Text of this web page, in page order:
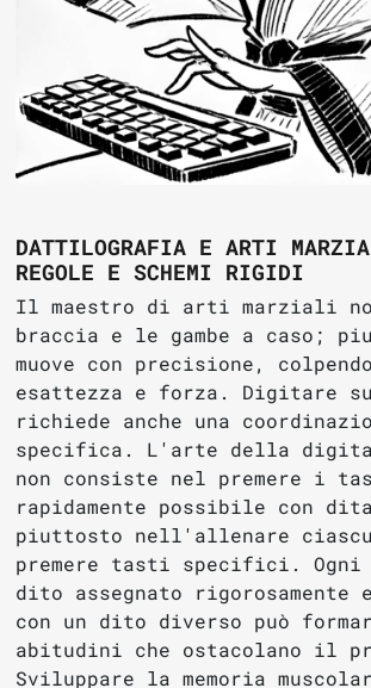
DATTILOGRAFIA E ARTI
REGOLE E SCHEMI RIGIDI
Il maestro di arti marziali
braccia e le gambe a caso;
muove con precisione,
esattezza e forza. Digitare
richiede anche una
specifica. L'arte della
non consiste nel premere i
rapidamente possibile con
piuttosto nell'allenare
premere tasti specifici. Ogni
dito assegnato rigorosamente
con un dito diverso può
abitudini che ostacolano il
Sviluppare la memoria